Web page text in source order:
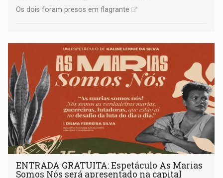
Os dois foram presos em flagrante
ENTRADA GRATUITA: Espetáculo As Marias
Somos Nós será apresentado na capital